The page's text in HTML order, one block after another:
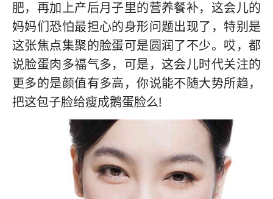
肥，再加上产后月子里的营养餐补，这会儿的
妈妈们恐怕最担心的身形问题出现了，特别是
这张焦点集聚的脸蛋可是圆润了不少。哎，都
说脸蛋肉多福气多，可是，这会儿时代关注的
更多的是颜值有多高，你说能不随大势所趋，
把这包子脸给瘦成鹅蛋脸么!